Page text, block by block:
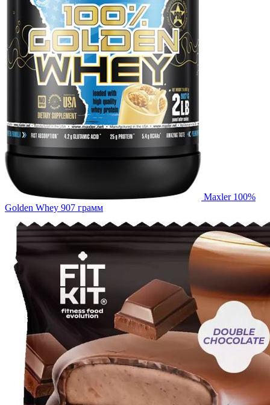
Maxler 100%
Golden Whey 907 грамм